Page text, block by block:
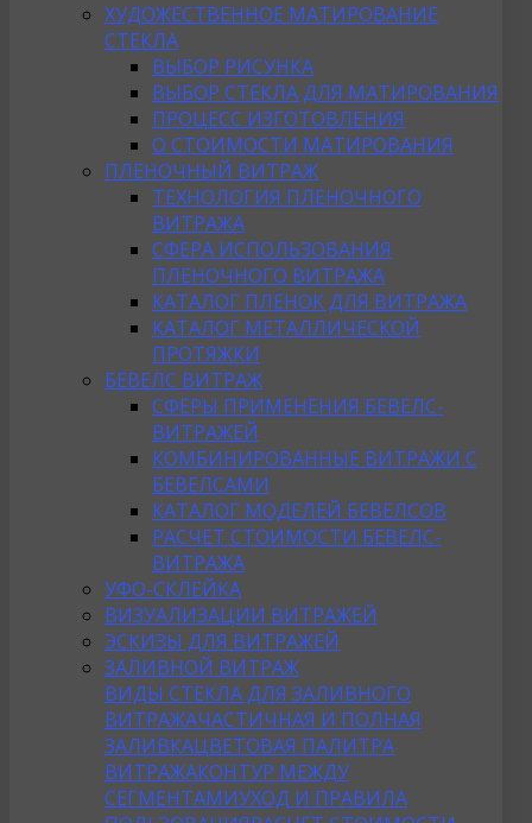
ХУДОЖЕСТВЕННОЕ МАТИРОВАНИЕ
СТЕКЛА
ВЫБОР РИСУНКА
ВЫБОР СТЕКЛА ДЛЯ МАТИРОВАНИЯ
ПРОЦЕСС ИЗГОТОВЛЕНИЯ
О СТОИМОСТИ МАТИРОВАНИЯ
ПЛЕНОЧНЫЙ ВИТРАЖ
ТЕХНОЛОГИЯ ПЛЕНОЧНОГО
ВИТРАЖА
СФЕРА ИСПОЛЬЗОВАНИЯ
ПЛЕНОЧНОГО ВИТРАЖА
КАТАЛОГ ПЛЕНОК ДЛЯ ВИТРАЖА
КАТАЛОГ МЕТАЛЛИЧЕСКОЙ
ПРОТЯЖКИ
БЕВЕЛС ВИТРАЖ
СФЕРЫ ПРИМЕНЕНИЯ БЕВЕЛС-
ВИТРАЖЕЙ
КОМБИНИРОВАННЫЕ ВИТРАЖИ С
БЕВЕЛСАМИ
КАТАЛОГ МОДЕЛЕЙ БЕВЕЛСОВ
РАСЧЕТ СТОИМОСТИ БЕВЕЛС-
ВИТРАЖА
УФО-СКЛЕЙКА
ВИЗУАЛИЗАЦИИ ВИТРАЖЕЙ
ЭСКИЗЫ ДЛЯ ВИТРАЖЕЙ
ЗАЛИВНОЙ ВИТРАЖ
ВИДЫ СТЕКЛА ДЛЯ ЗАЛИВНОГО
ВИТРАЖАЧАСТИЧНАЯ И ПОЛНАЯ
ЗАЛИВКАЦВЕТОВАЯ ПАЛИТРА
ВИТРАЖАКОНТУР МЕЖДУ
СЕГМЕНТАМИУХОД И ПРАВИЛА